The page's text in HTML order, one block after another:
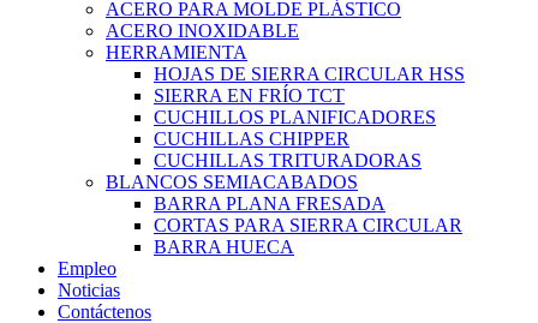
ACERO PARA MOLDE PLÁSTICO
ACERO INOXIDABLE
HERRAMIENTA
HOJAS DE SIERRA CIRCULAR HSS
SIERRA EN FRÍO TCT
CUCHILLOS PLANIFICADORES
CUCHILLAS CHIPPER
CUCHILLAS TRITURADORAS
BLANCOS SEMIACABADOS
BARRA PLANA FRESADA
CORTAS PARA SIERRA CIRCULAR
BARRA HUECA
Empleo
Noticias
Contáctenos